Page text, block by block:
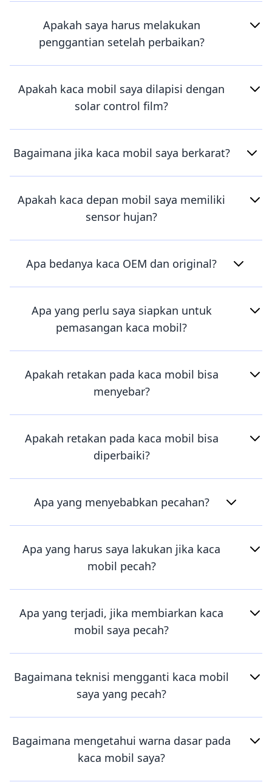
Apakah saya harus melakukan
penggantian setelah perbaikan?
Apakah kaca mobil saya dilapisi dengan
solar control film?
Bagaimana jika kaca mobil saya berkarat?
Apakah kaca depan mobil saya memiliki
sensor hujan?
Apa bedanya kaca OEM dan original?
Apa yang perlu saya siapkan untuk
pemasangan kaca mobil?
Apakah retakan pada kaca mobil bisa
menyebar?
Apakah retakan pada kaca mobil bisa
diperbaiki?
Apa yang menyebabkan pecahan?
Apa yang harus saya lakukan jika kaca
mobil pecah?
Apa yang terjadi, jika membiarkan kaca
mobil saya pecah?
Bagaimana teknisi mengganti kaca mobil
saya yang pecah?
Bagaimana mengetahui warna dasar pada
kaca mobil saya?